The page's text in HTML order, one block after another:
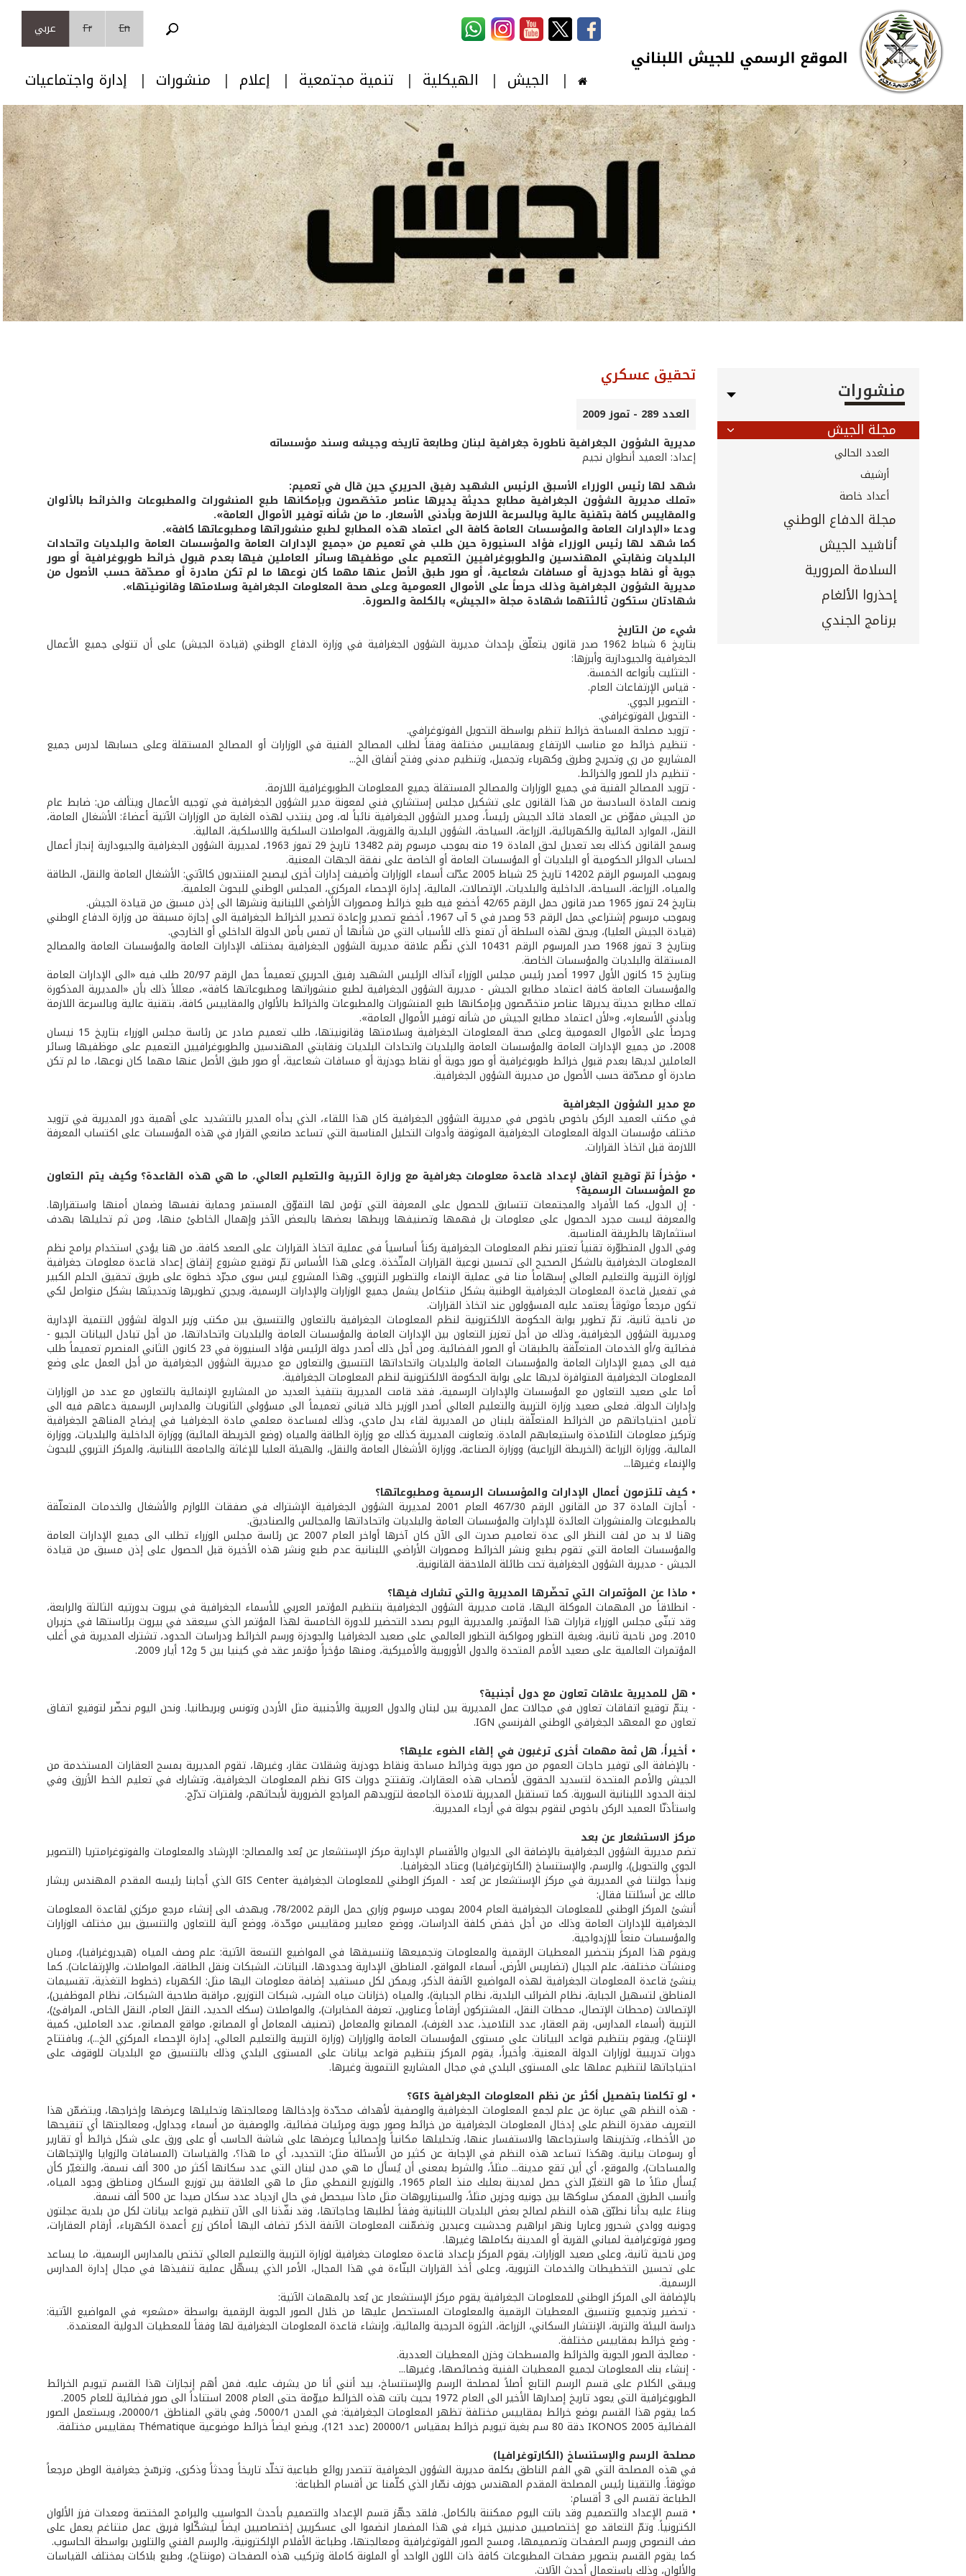
تجاوز إلى المحتوى الرئيسي
Skip to navigation
En
Fr عربي
الجيش الهيكلية تنمية مجتمعية إعلام منشورات إدارة واجتماعيات
منشورات
مجلة الجيش
العدد الحالي
أرشيف
أعداد خاصة
مجلة الدفاع الوطني
أناشيد الجيش
السلامة المرورية
إحذروا الألغام
برنامج الجندي
تحقيق عسكري
العدد 289 - تموز 2009
مديرية الشؤون الجغرافية ناطورة جغرافية لبنان وطابعة تاريخه وجيشه وسند مؤسساته
إعداد: العميد أنطوان نجيم
شهد لها رئيس الوزراء الأسبق الرئيس الشهيد رفيق الحريري حين قال في تعميم:
«تملك مديرية الشؤون الجغرافية مطابع حديثة يديرها عناصر متخصّصون وبإمكانها طبع المنشورات والمطبوعات والخرائط بالألوان
والمقاييس كافة بتقنية عالية وبالسرعة اللازمة وبأدنى الأسعار، ما من شأنه توفير الأموال العامة».
ودعا «الإدارات العامة والمؤسسات العامة كافة الى اعتماد هذه المطابع لطبع منشوراتها ومطبوعاتها كافة».
كما شهد لها رئيس الوزراء فؤاد السنيورة حين طلب في تعميم من «جميع الإدارات العامة والمؤسسات العامة والبلديات واتحادات
البلديات ونقابتي المهندسين والطوبوغرافيين التعميم على موظفيها وسائر العاملين فيها بعدم قبول خرائط طوبوغرافية أو صور
جوية أو نقاط جودزية أو مسافات شعاعية، أو صور طبق الأصل عنها مهما كان نوعها ما لم تكن صادرة أو مصدّقة حسب الأصول من
مديرية الشؤون الجغرافية وذلك حرصاً على الأموال العمومية وعلى صحة المعلومات الجغرافية وسلامتها وقانونيتها».
شهادتان ستكون ثالثتهما شهادة مجلة «الجيش» بالكلمة والصورة.
شيء من التاريخ
بتاريخ 6 شباط 1962 صدر قانون يتعلّق بإحداث مديرية الشؤون الجغرافية في وزارة الدفاع الوطني (قيادة الجيش) على أن تتولى جميع الأعمال
الجغرافية والجيودازية وأبرزها:
- التثليت بأنواعه الخمسة.
- قياس الإرتفاعات العام.
- التصوير الجوي.
- التحويل الفوتوغرافي.
- تزويد مصلحة المساحة خرائط تنظم بواسطة التحويل الفوتوغرافي.
- تنظيم خرائط مع مناسب الارتفاع وبمقاييس مختلفة وفقاً لطلب المصالح الفنية في الوزارات أو المصالح المستقلة وعلى حسابها لدرس جميع
المشاريع من ري وتحريج وطرق وكهرباء وتجميل، وتنظيم مدني وفتح أنفاق الخ...
- تنظيم دار للصور والخرائط.
- تزويد المصالح الفنية في جميع الوزارات والمصالح المستقلة جميع المعلومات الطوبوغرافية اللازمة.
ونصت المادة السادسة من هذا القانون على تشكيل مجلس إستشاري فني لمعونة مدير الشؤون الجغرافية في توجيه الأعمال ويتألف من: ضابط عام
من الجيش مفوّض عن العماد قائد الجيش رئيساً، ومدير الشؤون الجغرافية نائباً له، ومن ينتدب لهذه الغاية من الوزارات الآتية أعضاءً: الأشغال العامة،
النقل، الموارد المائية والكهربائية، الزراعة، السياحة، الشؤون البلدية والقروية، المواصلات السلكية واللاسلكية، المالية.
وسمح القانون كذلك بعد تعديل لحق المادة 19 منه بموجب مرسوم رقم 13482 تاريخ 29 تموز 1963، لمديرية الشؤون الجغرافية والجيودازية إنجاز أعمال
لحساب الدوائر الحكومية أو البلديات أو المؤسسات العامة أو الخاصة على نفقة الجهات المعنية.
وبموجب المرسوم الرقم 14202 تاريخ 25 شباط 2005 عدّلت أسماء الوزارات وأضيفت إدارات أخرى ليصبح المنتدبون كالآتي: الأشغال العامة والنقل، الطاقة
والمياه، الزراعة، السياحة، الداخلية والبلديات، الإتصالات، المالية، إدارة الإحصاء المركزي، المجلس الوطني للبحوث العلمية.
بتاريخ 24 تموز 1965 صدر قانون حمل الرقم 42/65 أخضع فيه طبع خرائط ومصورات الأراضي اللبنانية ونشرها الى إذن مسبق من قيادة الجيش.
وبموجب مرسوم إشتراعي حمل الرقم 53 وصدر في 5 آب 1967، أخضع تصدير وإعادة تصدير الخرائط الجغرافية الى إجازة مسبقة من وزارة الدفاع الوطني
(قيادة الجيش العليا)، ويحق لهذه السلطة أن تمنع ذلك للأسباب التي من شأنها أن تمس بأمن الدولة الداخلي أو الخارجي.
وبتاريخ 3 تموز 1968 صدر المرسوم الرقم 10431 الذي نظّم علاقة مديرية الشؤون الجغرافية بمختلف الإدارات العامة والمؤسسات العامة والمصالح
المستقلة والبلديات والمؤسسات الخاصة.
وبتاريخ 15 كانون الأول 1997 أصدر رئيس مجلس الوزراء آنذاك الرئيس الشهيد رفيق الحريري تعميماً حمل الرقم 20/97 طلب فيه «الى الإدارات العامة
والمؤسسات العامة كافة اعتماد مطابع الجيش - مديرية الشؤون الجغرافية لطبع منشوراتها ومطبوعاتها كافة»، معللاً ذلك بأن «المديرية المذكورة
تملك مطابع حديثة يديرها عناصر متخصّصون وبإمكانها طبع المنشورات والمطبوعات والخرائط بالألوان والمقاييس كافة، بتقنية عالية وبالسرعة اللازمة
وبأدنى الأسعار»، و«لأن اعتماد مطابع الجيش من شأنه توفير الأموال العامة».
وحرصاً على الأموال العمومية وعلى صحة المعلومات الجغرافية وسلامتها وقانونيتها، طلب تعميم صادر عن رئاسة مجلس الوزراء بتاريخ 15 نيسان
2008، من جميع الإدارات العامة والمؤسسات العامة والبلديات واتحادات البلديات ونقابتي المهندسين والطوبوغرافيين التعميم على موظفيها وسائر
العاملين لديها بعدم قبول خرائط طوبوغرافية أو صور جوية أو نقاط جودزية أو مسافات شعاعية، أو صور طبق الأصل عنها مهما كان نوعها، ما لم تكن
صادرة أو مصدّقة حسب الأصول من مديرية الشؤون الجغرافية.
مع مدير الشؤون الجغرافية
في مكتب العميد الركن باخوص باخوص في مديرية الشؤون الجغرافية كان هذا اللقاء، الذي بدأه المدير بالتشديد على أهمية دور المديرية في تزويد
مختلف مؤسسات الدولة المعلومات الجغرافية الموثوقة وأدوات التحليل المناسبة التي تساعد صانعي القرار في هذه المؤسسات على اكتساب المعرفة
اللازمة قبل اتخاذ القرارات.
• مؤخراً تمّ توقيع اتفاق لإعداد قاعدة معلومات جغرافية مع وزارة التربية والتعليم العالي، ما هي هذه القاعدة؟ وكيف يتم التعاون
مع المؤسسات الرسمية؟
- إن الدول، كما الأفراد والمجتمعات تتسابق للحصول على المعرفة التي تؤمن لها التفوّق المستمر وحماية نفسها وضمان أمنها واستقرارها.
والمعرفة ليست مجرد الحصول على معلومات بل فهمها وتصنيفها وربطها بعضها بالبعض الآخر وإهمال الخاطئ منها، ومن ثم تحليلها بهدف
استثمارها بالطريقة المناسبة.
وفي الدول المتطوّرة تقنياً تعتبر نظم المعلومات الجغرافية ركناً أساسياً في عملية اتخاذ القرارات على الصعد كافة. من هنا يؤدي استخدام برامج نظم
المعلومات الجغرافية بالشكل الصحيح الى تحسين نوعية القرارات المتّخذة. وعلى هذا الأساس تمّ توقيع مشروع إتفاق إعداد قاعدة معلومات جغرافية
لوزارة التربية والتعليم العالي إسهاماً منا في عملية الإنماء والتطوير التربوي. وهذا المشروع ليس سوى مجرّد خطوة على طريق تحقيق الحلم الكبير
في تفعيل قاعدة المعلومات الجغرافية الوطنية بشكل متكامل يشمل جميع الوزارات والإدارات الرسمية، ويجري تطويرها وتحديثها بشكل متواصل لكي
تكون مرجعاً موثوقاً يعتمد عليه المسؤولون عند اتخاذ القرارات.
من ناحية ثانية، تمّ تطوير بوابة الحكومة الالكترونية لنظم المعلومات الجغرافية بالتعاون والتنسيق بين مكتب وزير الدولة لشؤون التنمية الإدارية
ومديرية الشؤون الجغرافية، وذلك من أجل تعزيز التعاون بين الإدارات العامة والمؤسسات العامة والبلديات واتحاداتها، من أجل تبادل البيانات الجيو -
فضائية و/أو الخدمات المتعلّقة بالطبقات أو الصور الفضائية. ومن أجل ذلك أصدر دولة الرئيس فؤاد السنيورة في 23 كانون الثاني المنصرم تعميماً طلب
فيه الى جميع الإدارات العامة والمؤسسات العامة والبلديات واتحاداتها التنسيق والتعاون مع مديرية الشؤون الجغرافية من أجل العمل على وضع
المعلومات الجغرافية المتوافرة لديها على بوابة الحكومة الالكترونية لنظم المعلومات الجغرافية.
أما على صعيد التعاون مع المؤسسات والإدارات الرسمية، فقد قامت المديرية بتنفيذ العديد من المشاريع الإنمائية بالتعاون مع عدد من الوزارات
وإدارات الدولة. فعلى صعيد وزارة التربية والتعليم العالي أصدر الوزير خالد قباني تعميماً الى مسؤولي الثانويات والمدارس الرسمية دعاهم فيه الى
تأمين احتياجاتهم من الخرائط المتعلّقة بلبنان من المديرية لقاء بدل مادي، وذلك لمساعدة معلمي مادة الجغرافيا في إيضاح المناهج الجغرافية
وتركيز معلومات التلامذة واستيعابهم المادة. وتعاونت المديرية كذلك مع وزارة الطاقة والمياه (وضع الخريطة المائية) ووزارة الداخلية والبلديات، ووزارة
المالية، ووزارة الزراعة (الخريطة الزراعية) ووزارة الصناعة، ووزارة الأشغال العامة والنقل، والهيئة العليا للإغاثة والجامعة اللبنانية، والمركز التربوي للبحوث
والإنماء وغيرها...
• كيف تلتزمون أعمال الإدارات والمؤسسات الرسمية ومطبوعاتها؟
- أجازت المادة 37 من القانون الرقم 467/30 العام 2001 لمديرية الشؤون الجغرافية الإشتراك في صفقات اللوازم والأشغال والخدمات المتعلّقة
بالمطبوعات والمنشورات العائدة للإدارات والمؤسسات العامة والبلديات واتحاداتها والمجالس والصناديق.
وهنا لا بد من لفت النظر الى عدة تعاميم صدرت الى الآن كان آخرها أواخر العام 2007 عن رئاسة مجلس الوزراء تطلب الى جميع الإدارات العامة
والمؤسسات العامة التي تقوم بطبع ونشر الخرائط ومصورات الأراضي اللبنانية عدم طبع ونشر هذه الأخيرة قبل الحصول على إذن مسبق من قيادة
الجيش - مديرية الشؤون الجغرافية تحت طائلة الملاحقة القانونية.
• ماذا عن المؤتمرات التي تحضّرها المديرية والتي تشارك فيها؟
- انطلاقاً من المهمات الموكلة اليها، قامت مديرية الشؤون الجغرافية بتنظيم المؤتمر العربي للأسماء الجغرافية في بيروت بدورتيه الثالثة والرابعة،
وقد تبنّى مجلس الوزراء قرارات هذا المؤتمر. والمديرية اليوم بصدد التحضير للدورة الخامسة لهذا المؤتمر الذي سيعقد في بيروت برئاستها في حزيران
2010. ومن ناحية ثانية، وبغية التطور ومواكبة التطور العالمي على صعيد الجغرافيا والجودزة ورسم الخرائط ودراسات الحدود، تشترك المديرية في أغلب
المؤتمرات العالمية على صعيد الأمم المتحدة والدول الأوروبية والأميركية، ومنها مؤخراً مؤتمر عقد في كينيا بين 5 و12 أيار 2009.
• هل للمديرية علاقات تعاون مع دول أجنبية؟
- يتمّ توقيع اتفاقات تعاون في مجالات عمل المديرية بين لبنان والدول العربية والأجنبية مثل الأردن وتونس وبريطانيا. ونحن اليوم نحضّر لتوقيع اتفاق
تعاون مع المعهد الجغرافي الوطني الفرنسي IGN.
• أخيراً، هل ثمة مهمات أخرى ترغبون في إلقاء الضوء عليها؟
- بالإضافة الى توفير حاجات العموم من صور جوية وخرائط مساحة ونقاط جودزية وشقلات عقار، وغيرها، تقوم المديرية بمسح العقارات المستخدمة من
الجيش والأمم المتحدة لتسديد الحقوق لأصحاب هذه العقارات، وتفتتح دورات GIS نظم المعلومات الجغرافية، وتشارك في تعليم الخط الأزرق وفي
لجنة الحدود اللبنانية السورية. كما تستقبل المديرية تلامذة الجامعة لتزويدهم المراجع الضرورية لأبحاثهم، ولفترات تدرّج.
واستأذنّا العميد الركن باخوص لنقوم بجولة في أرجاء المديرية.
مركز الاستشعار عن بعد
تضم مديرية الشؤون الجغرافية بالإضافة الى الديوان والأقسام الإدارية مركز الإستشعار عن بُعد والمصالح: الإرشاد والمعلومات والفوتوغرامتريا (التصوير
الجوي والتحويل)، والرسم، والإستنساخ (الكارتوغرافيا) وعتاد الجغرافيا.
ونبدأ جولتنا في المديرية في مركز الإستشعار عن بُعد - المركز الوطني للمعلومات الجغرافية GIS Center الذي أجابنا رئيسه المقدم المهندس ريشار
مالك عن أسئلتنا فقال:
أنشئ المركز الوطني للمعلومات الجغرافية العام 2004 بموجب مرسوم وزاري حمل الرقم 78/2002، ويهدف الى إنشاء مرجع مركزي لقاعدة المعلومات
الجغرافية للإدارات العامة وذلك من أجل خفض كلفة الدراسات، ووضع معايير ومقاييس موحّدة، ووضع آلية للتعاون والتنسيق بين مختلف الوزارات
والمؤسسات منعاً للإزدواجية.
ويقوم هذا المركز بتحضير المعطيات الرقمية والمعلومات وتجميعها وتنسيقها في المواضيع التسعة الآتية: علم وصف المياه (هيدروغرافيا)، ومبان
ومنشآت مختلفة، علم الجبال (تضاريس الأرض، أسماء المواقع، المناطق الإدارية وحدودها، النباتات، الشبكات ونقل الطاقة، المواصلات، والإرتفاعات). كما
ينشئ قاعدة المعلومات الجغرافية لهذه المواضيع الآنفة الذكر، ويمكن لكل مستفيد إضافة معلومات اليها مثل: الكهرباء (خطوط التغذية، تقسيمات
المناطق لتسهيل الجباية، نظام الضرائب البلدية، نظام الجباية)، والمياه (خزانات مياه الشرب، شبكات التوزيع، مراقبة صلاحية الشبكات، نظام الموظفين)،
الإتصالات (محطات الإتصال، محطات النقل، المشتركون أرقاماً وعناوين، تعرفة المخابرات)، والمواصلات (سكك الحديد، النقل العام، النقل الخاص، المرافئ)،
التربية (أسماء المدارس، رقم العقار، عدد التلاميذ، عدد الغرف)، المصانع والمعامل (تصنيف المعامل أو المصانع، مواقع المصانع، عدد العاملين، كمية
الإنتاج)، ويقوم بتنظيم قواعد البيانات على مستوى المؤسسات العامة والوزارات (وزارة التربية والتعليم العالي، إدارة الإحصاء المركزي الخ...)، وبافتتاح
دورات تدريبية لوزارات الدولة المعنية. وأخيراً، يقوم المركز بتنظيم قواعد بيانات على المستوى البلدي وذلك بالتنسيق مع البلديات للوقوف على
احتياجاتها لتنظيم عملها على المستوى البلدي في مجال المشاريع التنموية وغيرها.
• لو تكلمنا بتفصيل أكثر عن نظم المعلومات الجغرافية GIS؟
- هذه النظم هي عبارة عن علم لجمع المعلومات الجغرافية والوصفية لأهداف محدّدة وإدخالها ومعالجتها وتحليلها وعرضها وإخراجها، ويتضمّن هذا
التعريف مقدرة النظم على إدخال المعلومات الجغرافية من خرائط وصور جوية ومرئيات فضائية، والوصفية من أسماء وجداول، ومعالجتها أي تنقيحها
من الأخطاء، وتخزينها واسترجاعها والاستفسار عنها، وتحليلها مكانياً وإحصائياً وعرضها على شاشة الحاسب أو على ورق على شكل خرائط أو تقارير
أو رسومات بيانية. وهكذا تساعد هذه النظم في الإجابة عن كثير من الأسئلة مثل: التحديد، أي ما هذا؟، والقياسات (المسافات والزوايا والإتجاهات
والمساحات)، والموقع، أي أين تقع مدينة... مثلاً، والشرط بمعنى أن يُسأل ما هي مدن لبنان التي عدد سكانها أكثر من 300 ألف نسمة، والتغيّر كأن
يُسأل مثلاً ما هو التغيّر الذي حصل لمدينة بعلبك منذ العام 1965، والتوزيع النمطي مثل ما هي العلاقة بين توزيع السكان ومناطق وجود المياه،
وأنسب الطرق الممكن سلوكها بين جونيه وجزين مثلاً، والسيناريوهات مثل ماذا سيحصل في حال ازدياد عدد سكان صيدا عن 500 ألف نسمة.
وبناءً عليه بدأنا نطبّق هذه النظم لصالح بعض البلديات اللبنانية وفقاً لطلبها وحاجاتها، وقد نفّذنا الى الآن تنظيم قواعد بيانات لكل من بلدية عجلتون
وجونيه ووادي شحرور وعاريا ونهر ابراهيم وحدشيت وعبدين وتضمّنت المعلومات الآنفة الذكر تضاف اليها أماكن زرع أعمدة الكهرباء، أرقام العقارات،
وصور فوتوغرافية لمباني القرية أو المدينة بكاملها وغيرها.
ومن ناحية ثانية، وعلى صعيد الوزارات، يقوم المركز بإعداد قاعدة معلومات جغرافية لوزارة التربية والتعليم العالي تختص بالمدارس الرسمية، ما يساعد
على تحسين التخطيطات والخدمات التربوية، وعلى أخذ القرارات البنّاءة في هذا المجال، الأمر الذي يسهّل عملية تنفيذها في مجال إدارة المدارس
الرسمية.
بالإضافة الى المركز الوطني للمعلومات الجغرافية يقوم مركز الإستشعار عن بُعد بالمهمات الآتية:
- تحضير وتجميع وتنسيق المعطيات الرقمية والمعلومات المستحصل عليها من خلال الصور الجوية الرقمية بواسطة «مشعر» في المواضيع الآتية:
دراسة البيئة والتربة، الإنتشار السكاني، الزراعة، الثروة الحرجية والمائية، وإنشاء قاعدة المعلومات الجغرافية لها وفقاً للمعطيات الدولية المعتمدة.
- وضع خرائط بمقاييس مختلفة.
- معالجة الصور الجوية والخرائط والمسطحات وخزن المعطيات العددية.
- إنشاء بنك المعلومات لجميع المعطيات الفنية وخصائصها، وغيرها...
ويبقى الكلام على قسم الرسم التابع أصلاً لمصلحة الرسم والإستنساخ، بيد أنني أنا من يشرف عليه. فمن أهم إنجازات هذا القسم تيويم الخرائط
الطوبوغرافية التي يعود تاريخ إصدارها الأخير الى العام 1972 بحيث باتت هذه الخرائط ميوّمة حتى العام 2008 استناداً الى صور فضائية للعام 2005.
كما يقوم هذا القسم بوضع خرائط بمقاييس مختلفة تظهر المعلومات الجغرافية: في المدن 5000/1، وفي باقي المناطق 20000/1، ويستعمل الصور
الفضائية IKONOS 2005 دقة 80 سم بغية تيويم خرائط بمقياس 20000/1 (عدد 121)، ويضع ايضاً خرائط موضوعية Thématique بمقاييس مختلفة.
مصلحة الرسم والإستنساخ (الكارتوغرافيا)
في هذه المصلحة التي هي الفم الناطق بكلمة مديرية الشؤون الجغرافية تتصدر روائع طباعية تخلّد تاريخاً وحدثاً وذكرى، وترسّخ جغرافية الوطن مرجعاً
موثوقاً. والتقينا رئيس المصلحة المقدم المهندس جوزف نصّار الذي كلّمنا عن أقسام الطباعة:
الطباعة تقسم الى 3 أقسام:
• قسم الإعداد والتصميم وقد باتت اليوم ممكننة بالكامل. فلقد جهّز قسم الإعداد والتصميم بأحدث الحواسيب والبرامج المختصة ومعدات فرز الألوان
الكترونياً. وتمّ التعاقد مع إختصاصيين مدنيين خبراء في هذا المضمار انضموا الى عسكريين إختصاصيين ايضاً ليشكّلوا فريق عمل متناغم يعمل على
صف النصوص ورسم الصفحات وتصميمها، ومسح الصور الفوتوغرافية ومعالجتها، وطباعة الأفلام الإلكترونية، والرسم الفني والتلوين بواسطة الحاسوب.
كما يقوم القسم بتصوير صفحات المطبوعات كافة ذات اللون الواحد أو الملونة كاملة وتركيب هذه الصفحات (مونتاج)، وطبع بلاكات بمختلف القياسات
والألوان، وذلك باستعمال أحدث الآلات.